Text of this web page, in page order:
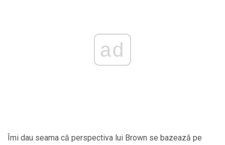
ad
Îmi dau seama că perspectiva lui Brown se bazează pe